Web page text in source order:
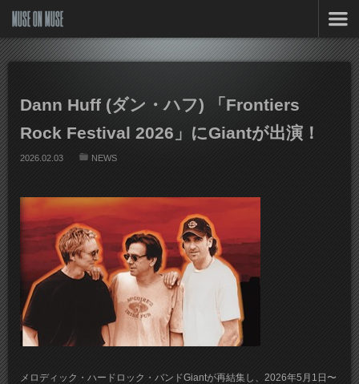
MUSE ON MUSE
Dann Huff (ダン・ハフ) 「Frontiers
Rock Festival 2026」にGiantが出演！
2026.02.03 NEWS
メロディック・ハードロック・バンドGiantが再結集し、2026年5月1日〜